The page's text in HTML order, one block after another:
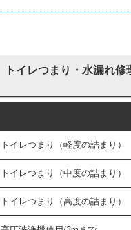
トイレつまり・水漏れ
トイレつまり（軽度の詰まり）
トイレつまり（中度の詰まり）
トイレつまり（高度の詰まり）